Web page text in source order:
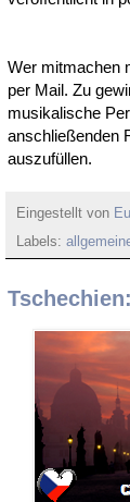
Wer mitmachen
per Mail. Zu
musikalische
anschließenden
auszufüllen.
Eingestellt von
Labels: